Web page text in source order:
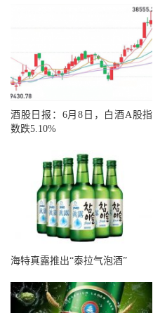
酒股日报：6月8日，白酒A股指
数跌5.10%
海特真露推出“泰拉气泡酒”